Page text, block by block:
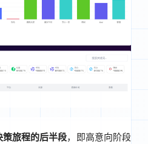
策旅程的后半段，即高意向阶段